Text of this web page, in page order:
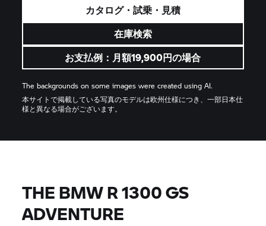
カタログ・試乗・見積
在庫検索
お支払例：月額19,900円の場合
The backgrounds on some images were created using AI.
本サイトで掲載している写真のモデルは欧州仕様につき、一部日本仕
様と異なる場合がございます。
THE BMW R 1300 GS
ADVENTURE